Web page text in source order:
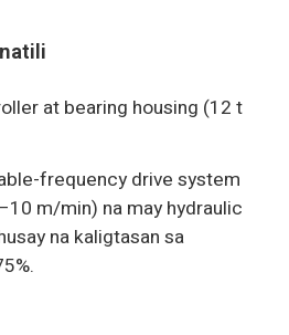
at bearing housing (12 t
frequency drive system
m/min) na may hydraulic
na kaligtasan sa